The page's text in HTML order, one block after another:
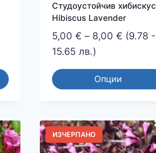
Студоустойчив хибискус
Hibiscus Lavender
5,00 € – 8,00 €Price
5,00 €
(9.78 -
15.65 лв.)
Опции
has
multiple
variants.
ИЗЧЕРПАНО